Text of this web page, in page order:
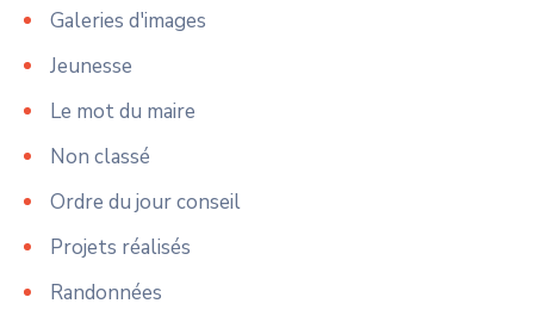
Galeries d'images
Jeunesse
Le mot du maire
Non classé
Ordre du jour conseil
Projets réalisés
Randonnées